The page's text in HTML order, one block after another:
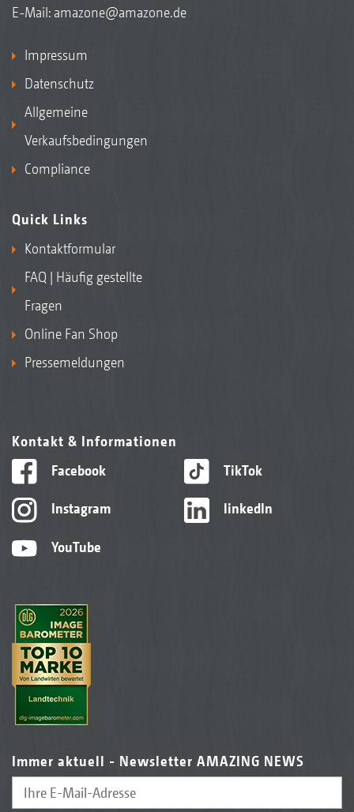
E-Mail: amazone@amazone.de
Impressum
Datenschutz
Allgemeine
Verkaufsbedingungen
Compliance
Quick Links
Kontaktformular
FAQ | Häufig gestellte
Fragen
Online Fan Shop
Pressemeldungen
Kontakt & Informationen
Facebook
Instagram
YouTube
TikTok
linkedIn
Immer aktuell - Newsletter AMAZING NEWS